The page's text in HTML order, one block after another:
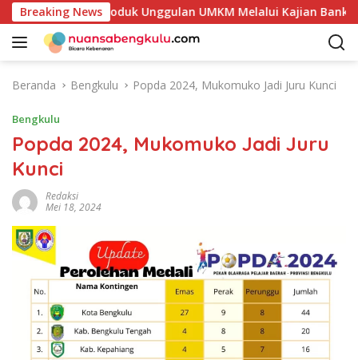
a
Breaking News
Potensi Produk Unggulan UMKM Melalui Kajian Bank
Beranda Bengkulu Popda 2024, Mukomuko Jadi Juru Kunci
Bengkulu
Popda 2024, Mukomuko Jadi Juru
Kunci
Redaksi
Mei 18, 2024